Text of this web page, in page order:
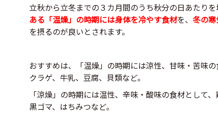
立秋から立冬までの３カ月間のうち秋分の日あたり
ある「温燥」の時期には身体を冷やす食材を、 冬の
を摂るのが良いとされます。
おすすめは、「温燥」の時期には涼性、甘味・苦味
クラゲ、牛乳、豆腐、貝類など。
「涼燥」の時期には温性、辛味・酸味の食材として
黒ゴマ、はちみつなど。